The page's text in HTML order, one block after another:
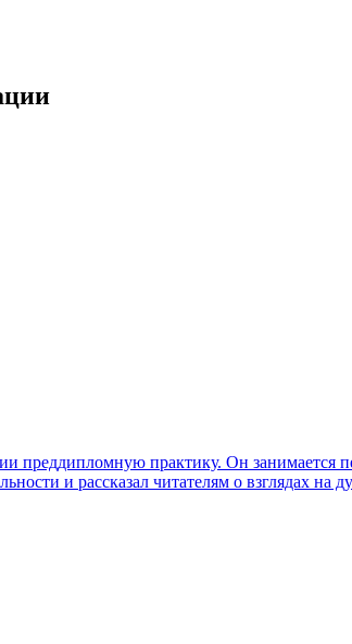
практику. Он занимается
и рассказал читателям о взглядах на